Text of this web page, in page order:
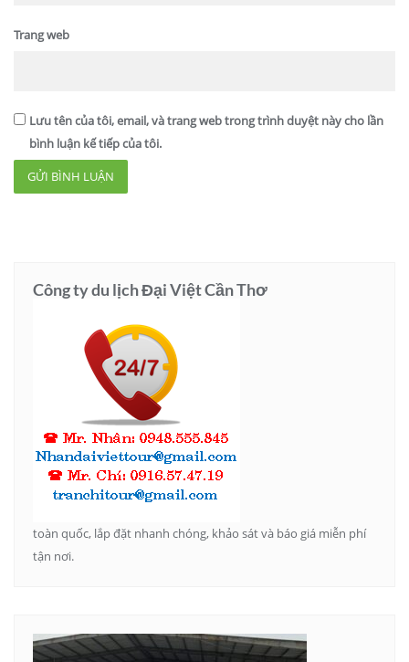
Trang web
Lưu tên của tôi, email, và trang web trong trình duyệt này cho lần
bình luận kế tiếp của tôi.
Công ty du lịch Đại Việt Cần Thơ
toàn quốc, lắp đặt nhanh chóng, khảo sát và báo giá miễn phí
tận nơi.